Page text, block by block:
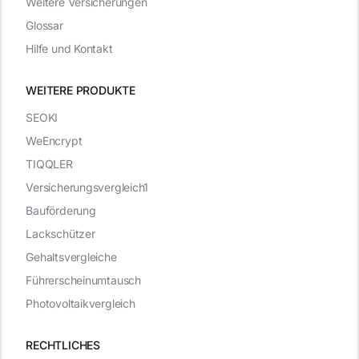
WEITERE PRODUKTE
RECHTLICHES
Glossar
Hilfe und Kontakt
SEOKI
WeEncrypt
TIQQLER
Versicherungsvergleich1
Bauförderung
Lackschützer
Gehaltsvergleiche
Führerscheinumtausch
Photovoltaikvergleich